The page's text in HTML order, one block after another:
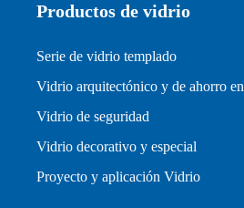
Productos de vidrio
Serie de vidrio templado
Vidrio arquitectónico y de ahorro
Vidrio de seguridad
Vidrio decorativo y especial
Proyecto y aplicación Vidrio